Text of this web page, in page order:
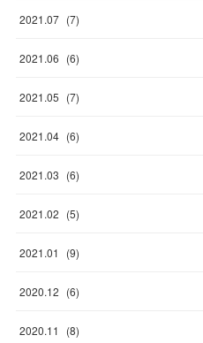
2021.07 (7)
2021.06 (6)
2021.05 (7)
2021.04 (6)
2021.03 (6)
2021.02 (5)
2021.01 (9)
2020.12 (6)
2020.11 (8)